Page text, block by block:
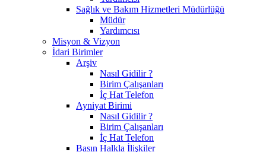
Sağlık ve Bakım Hizmetleri Müdürlüğü
Müdür
Yardımcısı
Misyon & Vizyon
İdari Birimler
Arşiv
Nasıl Gidilir ?
Birim Çalışanları
İç Hat Telefon
Ayniyat Birimi
Nasıl Gidilir ?
Birim Çalışanları
İç Hat Telefon
Basın Halkla İlişkiler